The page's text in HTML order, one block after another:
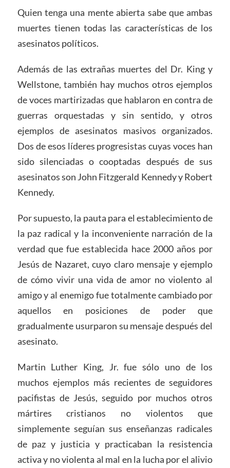
Quien tenga una mente abierta sabe que ambas
muertes tienen todas las características de los
asesinatos políticos.
Además de las extrañas muertes del Dr. King y
Wellstone, también hay muchos otros ejemplos
de voces martirizadas que hablaron en contra de
guerras orquestadas y sin sentido, y otros
ejemplos de asesinatos masivos organizados.
Dos de esos líderes progresistas cuyas voces han
sido silenciadas o cooptadas después de sus
asesinatos son John Fitzgerald Kennedy y Robert
Kennedy.
Por supuesto, la pauta para el establecimiento de
la paz radical y la inconveniente narración de la
verdad que fue establecida hace 2000 años por
Jesús de Nazaret, cuyo claro mensaje y ejemplo
de cómo vivir una vida de amor no violento al
amigo y al enemigo fue totalmente cambiado por
aquellos en posiciones de poder que
gradualmente usurparon su mensaje después del
asesinato.
Martin Luther King, Jr. fue sólo uno de los
muchos ejemplos más recientes de seguidores
pacifistas de Jesús, seguido por muchos otros
mártires cristianos no violentos que
simplemente seguían sus enseñanzas radicales
de paz y justicia y practicaban la resistencia
activa y no violenta al mal en la lucha por el alivio